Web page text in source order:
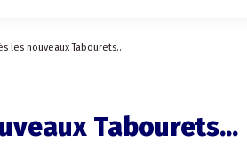
les nouveaux Tabourets...
Tabourets...